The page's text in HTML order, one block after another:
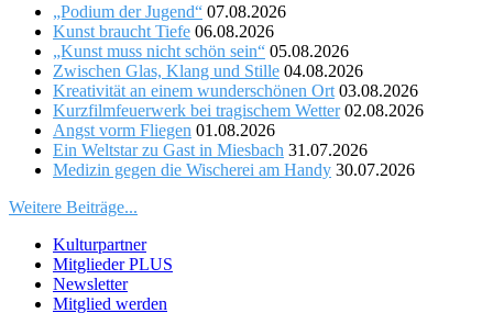
„Podium der Jugend“ 07.08.2026
Kunst braucht Tiefe 06.08.2026
„Kunst muss nicht schön sein“ 05.08.2026
Zwischen Glas, Klang und Stille 04.08.2026
Kreativität an einem wunderschönen Ort 03.08.2026
Kurzfilmfeuerwerk bei tragischem Wetter 02.08.2026
Angst vorm Fliegen 01.08.2026
Ein Weltstar zu Gast in Miesbach 31.07.2026
Medizin gegen die Wischerei am Handy 30.07.2026
Weitere Beiträge...
Kulturpartner
Mitglieder PLUS
Newsletter
Mitglied werden